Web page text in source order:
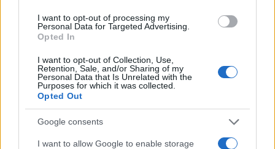
I want to opt-out of processing my
Personal Data for Targeted Advertising.
Opted In
I want to opt-out of Collection, Use,
Retention, Sale, and/or Sharing of my
Personal Data that Is Unrelated with the
Purposes for which it was collected.
Opted Out
Google consents
I want to allow Google to enable storage
LIFESTYLE